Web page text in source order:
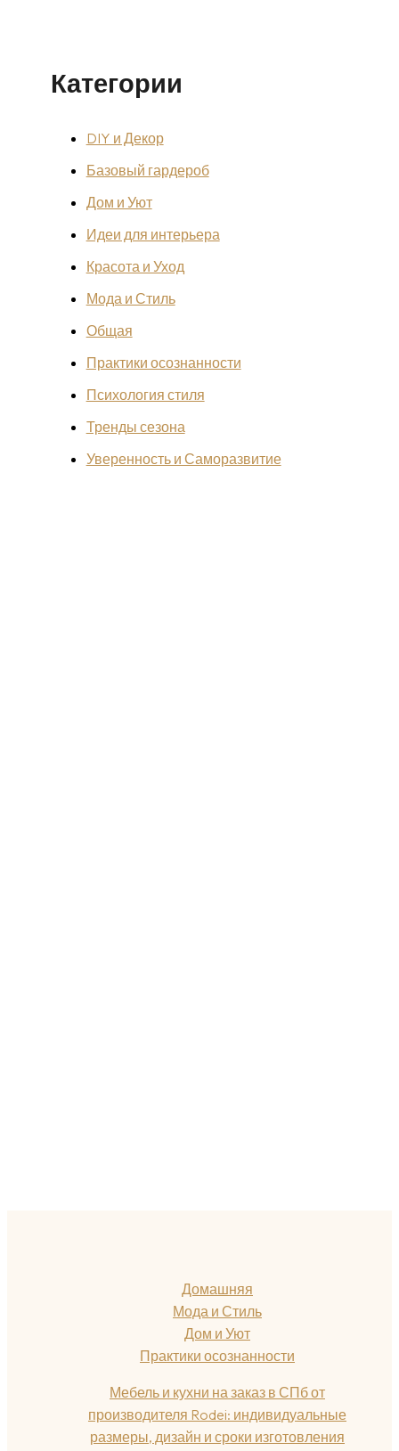
Категории
DIY и Декор
Базовый гардероб
Дом и Уют
Идеи для интерьера
Красота и Уход
Мода и Стиль
Общая
Практики осознанности
Психология стиля
Тренды сезона
Уверенность и Саморазвитие
Домашняя
Мода и Стиль
Дом и Уют
Практики осознанности
Мебель и кухни на заказ в СПб от
производителя Rodei: индивидуальные
размеры, дизайн и сроки изготовления